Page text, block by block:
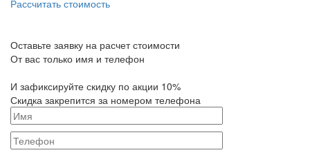
Рассчитать стоимость
Оставьте заявку на расчет стоимости
От вас только имя и телефон
И зафиксируйте скидку по акции 10%
Скидка закрепится за номером телефона